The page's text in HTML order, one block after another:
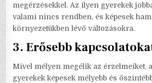
megérzésekkel. Az ilyen gyerekek
valami nincs rendben, és képesek
környezetükben lévő változásokra.
3. Erősebb
Mivel mélyen megélik az érzelmeiket,
gyerekek képesek mélyebb és